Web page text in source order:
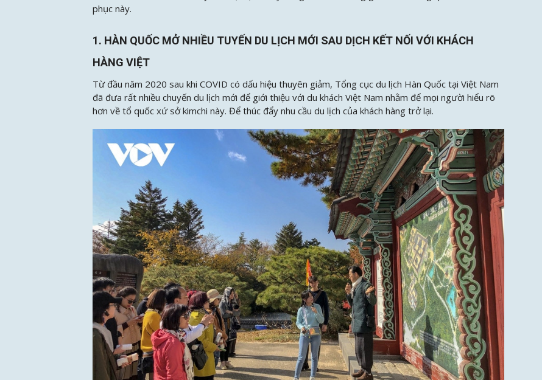
phục này.
1. HÀN QUỐC MỞ NHIỀU TUYẾN DU LỊCH MỚI SAU DỊCH KẾT NỐI VỚI KHÁCH
HÀNG VIỆT
Từ đầu năm 2020 sau khi COVID có dấu hiệu thuyên giảm, Tổng cục du lịch Hàn Quốc tại Việt Nam
đã đưa rất nhiều chuyến du lịch mới để giới thiệu với du khách Việt Nam nhằm để mọi người hiểu rõ
hơn về tổ quốc xứ sở kimchi này. Để thúc đẩy nhu cầu du lịch của khách hàng trở lại.